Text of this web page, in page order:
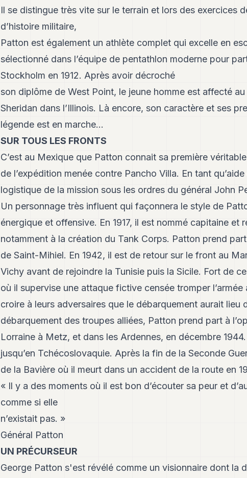
Il se distingue très vite sur le terrain et lors des exercices
d’histoire militaire,
Patton est également un athlète complet qui excelle en
sélectionné dans l’équipe de pentathlon moderne pour
Stockholm en 1912. Après avoir décroché
son diplôme de West Point, le jeune homme est affecté
Sheridan dans l’Illinois. Là encore, son caractère et ses
légende est en marche...
SUR TOUS LES FRONTS
C’est au Mexique que Patton connait sa première
de l’expédition menée contre Pancho Villa. En tant
logistique de la mission sous les ordres du général John
Un personnage très influent qui façonnera le style de
énergique et offensive. En 1917, il est nommé capitaine et
notamment à la création du Tank Corps. Patton prend
de Saint-Mihiel. En 1942, il est de retour sur le front au
Vichy avant de rejoindre la Tunisie puis la Sicile. Fort de
où il supervise une attaque fictive censée tromper
croire à leurs adversaires que le débarquement aurait lieu
débarquement des troupes alliées, Patton prend part à
Lorraine à Metz, et dans les Ardennes, en décembre
jusqu’en Tchécoslovaquie. Après la fin de la Seconde
de la Bavière où il meurt dans un accident de la route en
« Il y a des moments où il est bon d’écouter sa peur et
comme si elle
n’existait pas. »
Général Patton
UN PRÉCURSEUR
George Patton s'est révélé comme un visionnaire dont la